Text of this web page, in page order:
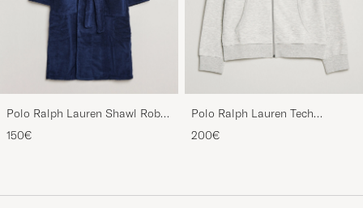
Polo Ralph Lauren Shawl Robe
Navy
150€
Polo Ralph Lauren Tech
Performance Full Zip Light
Sport Heather
200€